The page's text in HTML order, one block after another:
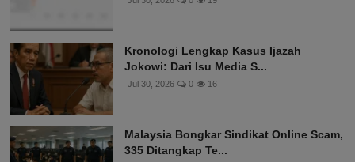
Kronologi Lengkap Kasus Ijazah
Jokowi: Dari Isu Media S...
Jul 30, 2026 0 16
Malaysia Bongkar Sindikat Online Scam,
335 Ditangkap Te...